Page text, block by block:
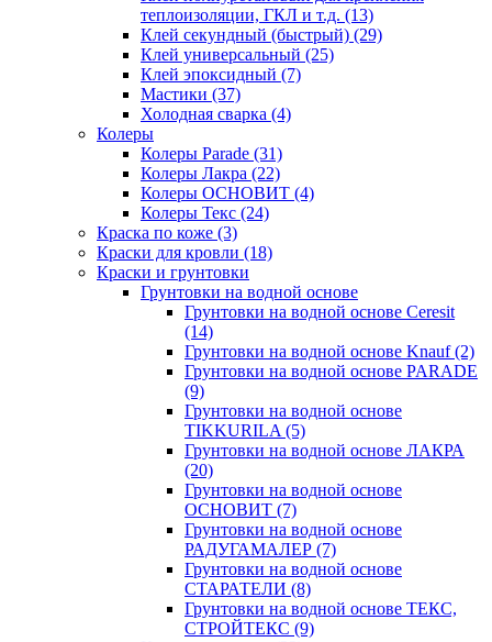
теплоизоляции, ГКЛ и т.д. (13)
Клей секундный (быстрый) (29)
Клей универсальный (25)
Клей эпоксидный (7)
Мастики (37)
Холодная сварка (4)
Колеры
Колеры Parade (31)
Колеры Лакра (22)
Колеры ОСНОВИТ (4)
Колеры Текс (24)
Краска по коже (3)
Краски для кровли (18)
Краски и грунтовки
Грунтовки на водной основе
Грунтовки на водной основе Ceresit
(14)
Грунтовки на водной основе Knauf(2)
Грунтовки на водной основе PARADE
(9)
Грунтовки на водной основе
TIKKURILA (5)
Грунтовки на водной основе ЛАКРА
(20)
Грунтовки на водной основе
ОСНОВИТ (7)
Грунтовки на водной основе
РАДУГАМАЛЕР (7)
Грунтовки на водной основе
СТАРАТЕЛИ (8)
Грунтовки на водной основе ТЕКС,
СТРОЙТЕКС (9)